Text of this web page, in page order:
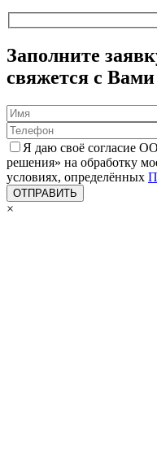
Заполните
свяжется с Вами
Я даю своё согласие
решения» на обработку
условиях, определённых
×